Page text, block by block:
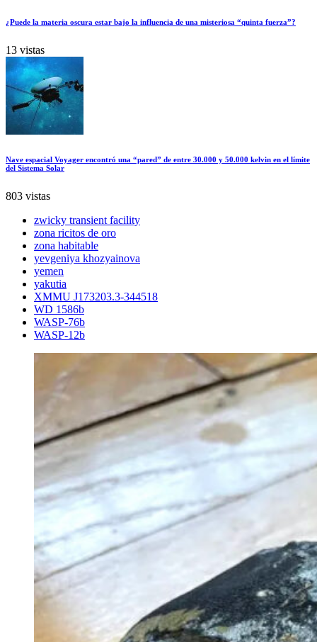
¿Puede la materia oscura estar bajo la influencia de una misteriosa “quinta fuerza”?
13 vistas
Nave espacial Voyager encontró una “pared” de entre 30.000 y 50.000 kelvin en el límite
del Sistema Solar
803 vistas
zwicky transient facility
zona ricitos de oro
zona habitable
yevgeniya khozyainova
yemen
yakutia
XMMU J173203.3-344518
WD 1586b
WASP-76b
WASP-12b